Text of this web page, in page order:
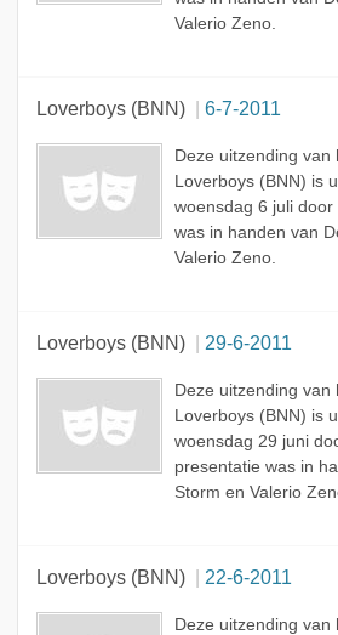
Valerio Zeno.
Loverboys (BNN) 6-7-2011
Deze uitzending van
Loverboys (BNN) is
woensdag 6 juli
was in handen van
Valerio Zeno.
Loverboys (BNN) 29-6-2011
Deze uitzending van
Loverboys (BNN) is
woensdag 29 juni
presentatie was in
Storm en Valerio
Loverboys (BNN) 22-6-2011
Deze uitzending van